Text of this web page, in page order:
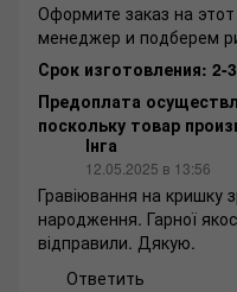
Оформите заказ на
менеджер и подберем
Срок изготовления: 2-
Предоплата
поскольку товар
Інга
12.05.2025 в 13:56
Гравіювання на кришку
народження. Гарної
відправили. Дякую.
Ответить